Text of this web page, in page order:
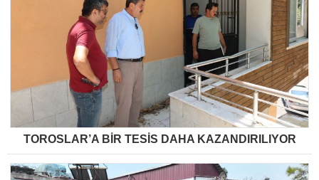
TOROSLAR’A BİR TESİS DAHA KAZANDIRILIYOR